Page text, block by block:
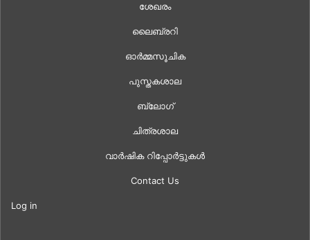
ശേഖരം
ലൈബ്രറി
ഓർമ്മസൂചിക
പുസ്തകശാല
ബ്ലോഗ്
ചിത്രശാല
വാർഷിക റിപ്പോർട്ടുകൾ
Contact Us
Log in